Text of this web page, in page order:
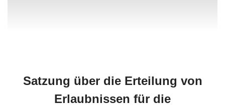
Satzung über die Erteilung von
Erlaubnissen für die